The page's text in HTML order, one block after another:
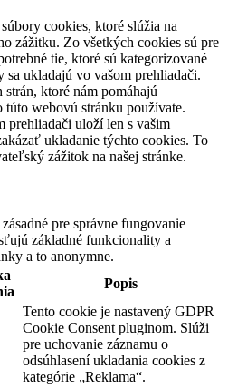
cookies, ktoré slúžia na
zážitku. Zo všetkých cookies sú pre
tie, ktoré sú kategorizované
sa ukladajú vo vašom prehliadači.
ktoré nám pomáhajú
webovú stránku používate.
prehliadači uloží len s vašim
ukladanie týchto cookies. To
zážitok na našej stránke.
pre správne fungovanie
základné funkcionality a
a to anonymne.
Popis
Tento cookie je nastavený GDPR
Cookie Consent pluginom. Slúži
pre uchovanie záznamu o
odsúhlasení ukladania cookies z
kategórie „Reklama“.